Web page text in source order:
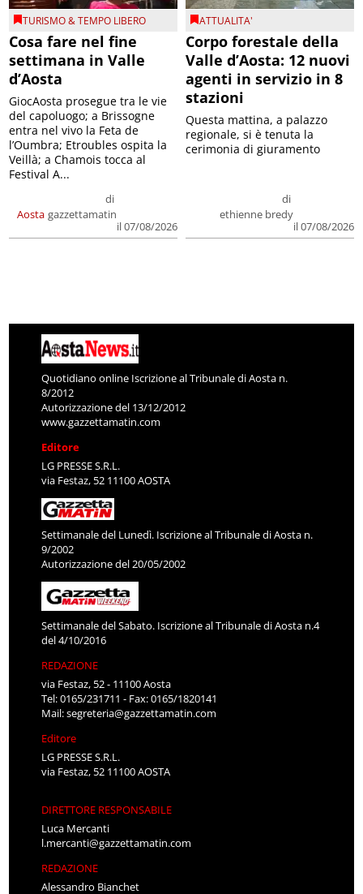
TURISMO & TEMPO LIBERO
Cosa fare nel fine
settimana in Valle
d’Aosta
Aosta
di
gazzettamatin
il 07/08/2026
GiocAosta prosegue tra le vie
del capoluogo; a Brissogne
entra nel vivo la Feta de
l’Oumbra; Etroubles ospita la
Veillà; a Chamois tocca al
Festival A...
ATTUALITA'
Corpo forestale della
Valle d’Aosta: 12 nuovi
agenti in servizio in 8
stazioni
di
ethienne bredy
il 07/08/2026
Questa mattina, a palazzo
regionale, si è tenuta la
cerimonia di giuramento
Quotidiano online Iscrizione al Tribunale di Aosta n.
8/2012
Autorizzazione del 13/12/2012
www.gazzettamatin.com
Editore
LG PRESSE S.R.L.
via Festaz, 52 11100 AOSTA
Settimanale del Lunedì. Iscrizione al Tribunale di Aosta n.
9/2002
Autorizzazione del 20/05/2002
Settimanale del Sabato. Iscrizione al Tribunale di Aosta n.4
del 4/10/2016
REDAZIONE
via Festaz, 52 - 11100 Aosta
Tel: 0165/231711 - Fax: 0165/1820141
Mail:segreteria@gazzettamatin.com
Editore
LG PRESSE S.R.L.
via Festaz, 52 11100 AOSTA
DIRETTORE RESPONSABILE
Luca Mercanti
l.mercanti@gazzettamatin.com
REDAZIONE
Alessandro Bianchet